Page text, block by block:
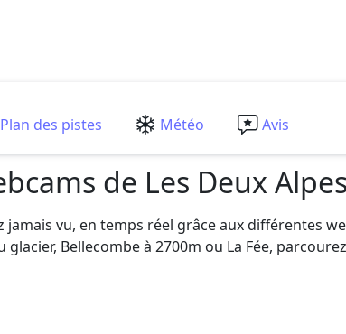
Plan des pistes Météo Avis
de Les Deux
jamais vu, en temps réel grâce aux différentes
Bellecombe à 2700m ou La Fée,